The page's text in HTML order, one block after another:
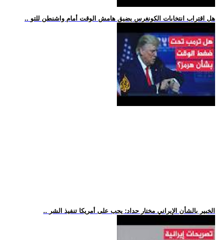
.. هل اقتراب انتخابات الكونغرس يضيق هامش الوقت أمام واشنطن للتو
.. الخبير بالشأن الإيراني مختار حداد: يجب على أمريكا تنفيذ الشر